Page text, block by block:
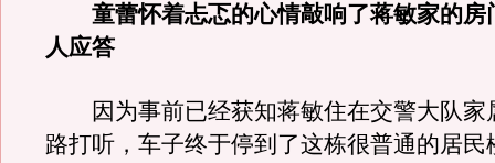
童蕾怀着忐忑的心情敲响了蒋敏家的房
人应答
因为事前已经获知蒋敏住在交警大队家
路打听，车子终于停到了这栋很普通的居民